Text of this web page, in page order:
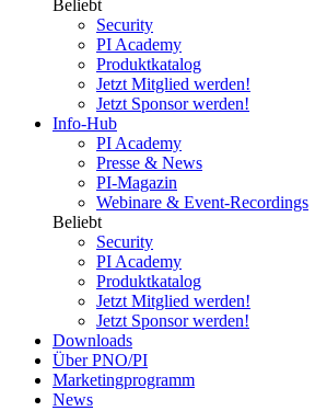
Beliebt
Security
PI Academy
Produktkatalog
Jetzt Mitglied werden!
Jetzt Sponsor werden!
Info-Hub
PI Academy
Presse & News
PI-Magazin
Webinare & Event-Recordings
Beliebt
Security
PI Academy
Produktkatalog
Jetzt Mitglied werden!
Jetzt Sponsor werden!
Downloads
Über PNO/PI
Marketingprogramm
News